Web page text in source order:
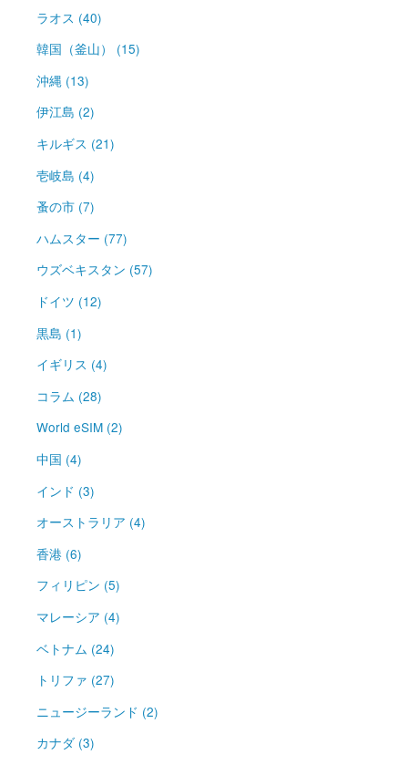
ラオス (40)
韓国（釜山） (15)
沖縄 (13)
伊江島 (2)
キルギス (21)
壱岐島 (4)
蚤の市 (7)
ハムスター (77)
ウズベキスタン (57)
ドイツ (12)
黒島 (1)
イギリス (4)
コラム (28)
World eSIM (2)
中国 (4)
インド (3)
オーストラリア (4)
香港 (6)
フィリピン (5)
マレーシア (4)
ベトナム (24)
トリファ (27)
ニュージーランド (2)
カナダ (3)